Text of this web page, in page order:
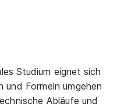
Studium eignet sich
Formeln umgehen
Abläufe und